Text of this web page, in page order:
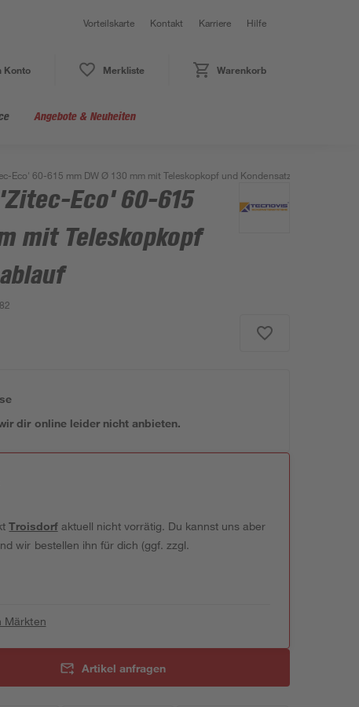
Vorteilskarte Kontakt Karriere Hilfe
Konto Merkliste Warenkorb
Angebote & Neuheiten
Eco' 60-615 mm DW Ø 130 mm mit Teleskopkopf und Kondensatzablauf
Eco' 60-615
mit Teleskopkopf
dir online leider nicht anbieten.
Troisdorfaktuell nicht vorrätig. Du kannst uns aber
wir bestellen ihn für dich (ggf. zzgl.
Märkten
Artikel anfragen